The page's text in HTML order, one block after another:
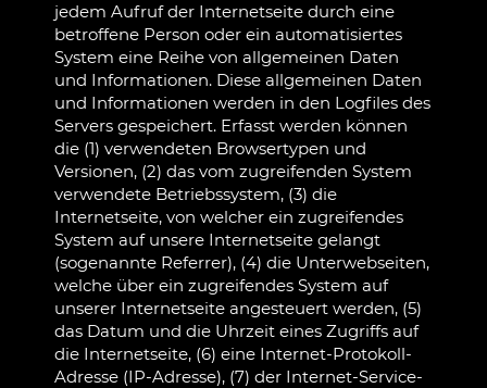
jedem Aufruf der Internetseite durch eine
betroffene Person oder ein automatisiertes
System eine Reihe von allgemeinen Daten
und Informationen. Diese allgemeinen Daten
und Informationen werden in den Logfiles des
Servers gespeichert. Erfasst werden können
die (1) verwendeten Browsertypen und
Versionen, (2) das vom zugreifenden System
verwendete Betriebssystem, (3) die
Internetseite, von welcher ein zugreifendes
System auf unsere Internetseite gelangt
(sogenannte Referrer), (4) die Unterwebseiten,
welche über ein zugreifendes System auf
unserer Internetseite angesteuert werden, (5)
das Datum und die Uhrzeit eines Zugriffs auf
die Internetseite, (6) eine Internet-Protokoll-
Adresse (IP-Adresse), (7) der Internet-Service-